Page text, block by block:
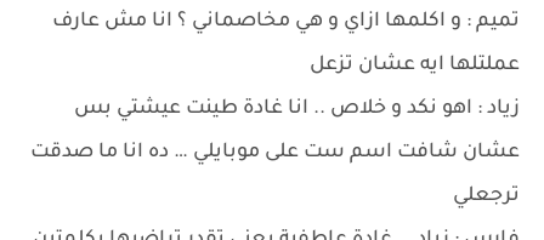
تميم : و اكلمها ازاي و هي مخاصماني ؟ انا مش عارف
عملتلها ايه عشان تزعل
زياد : اهو نكد و خلاص .. انا غادة طينت عيشتي بس
عشان شافت اسم ست على موبايلي … ده انا ما صدقت
ترجعلي